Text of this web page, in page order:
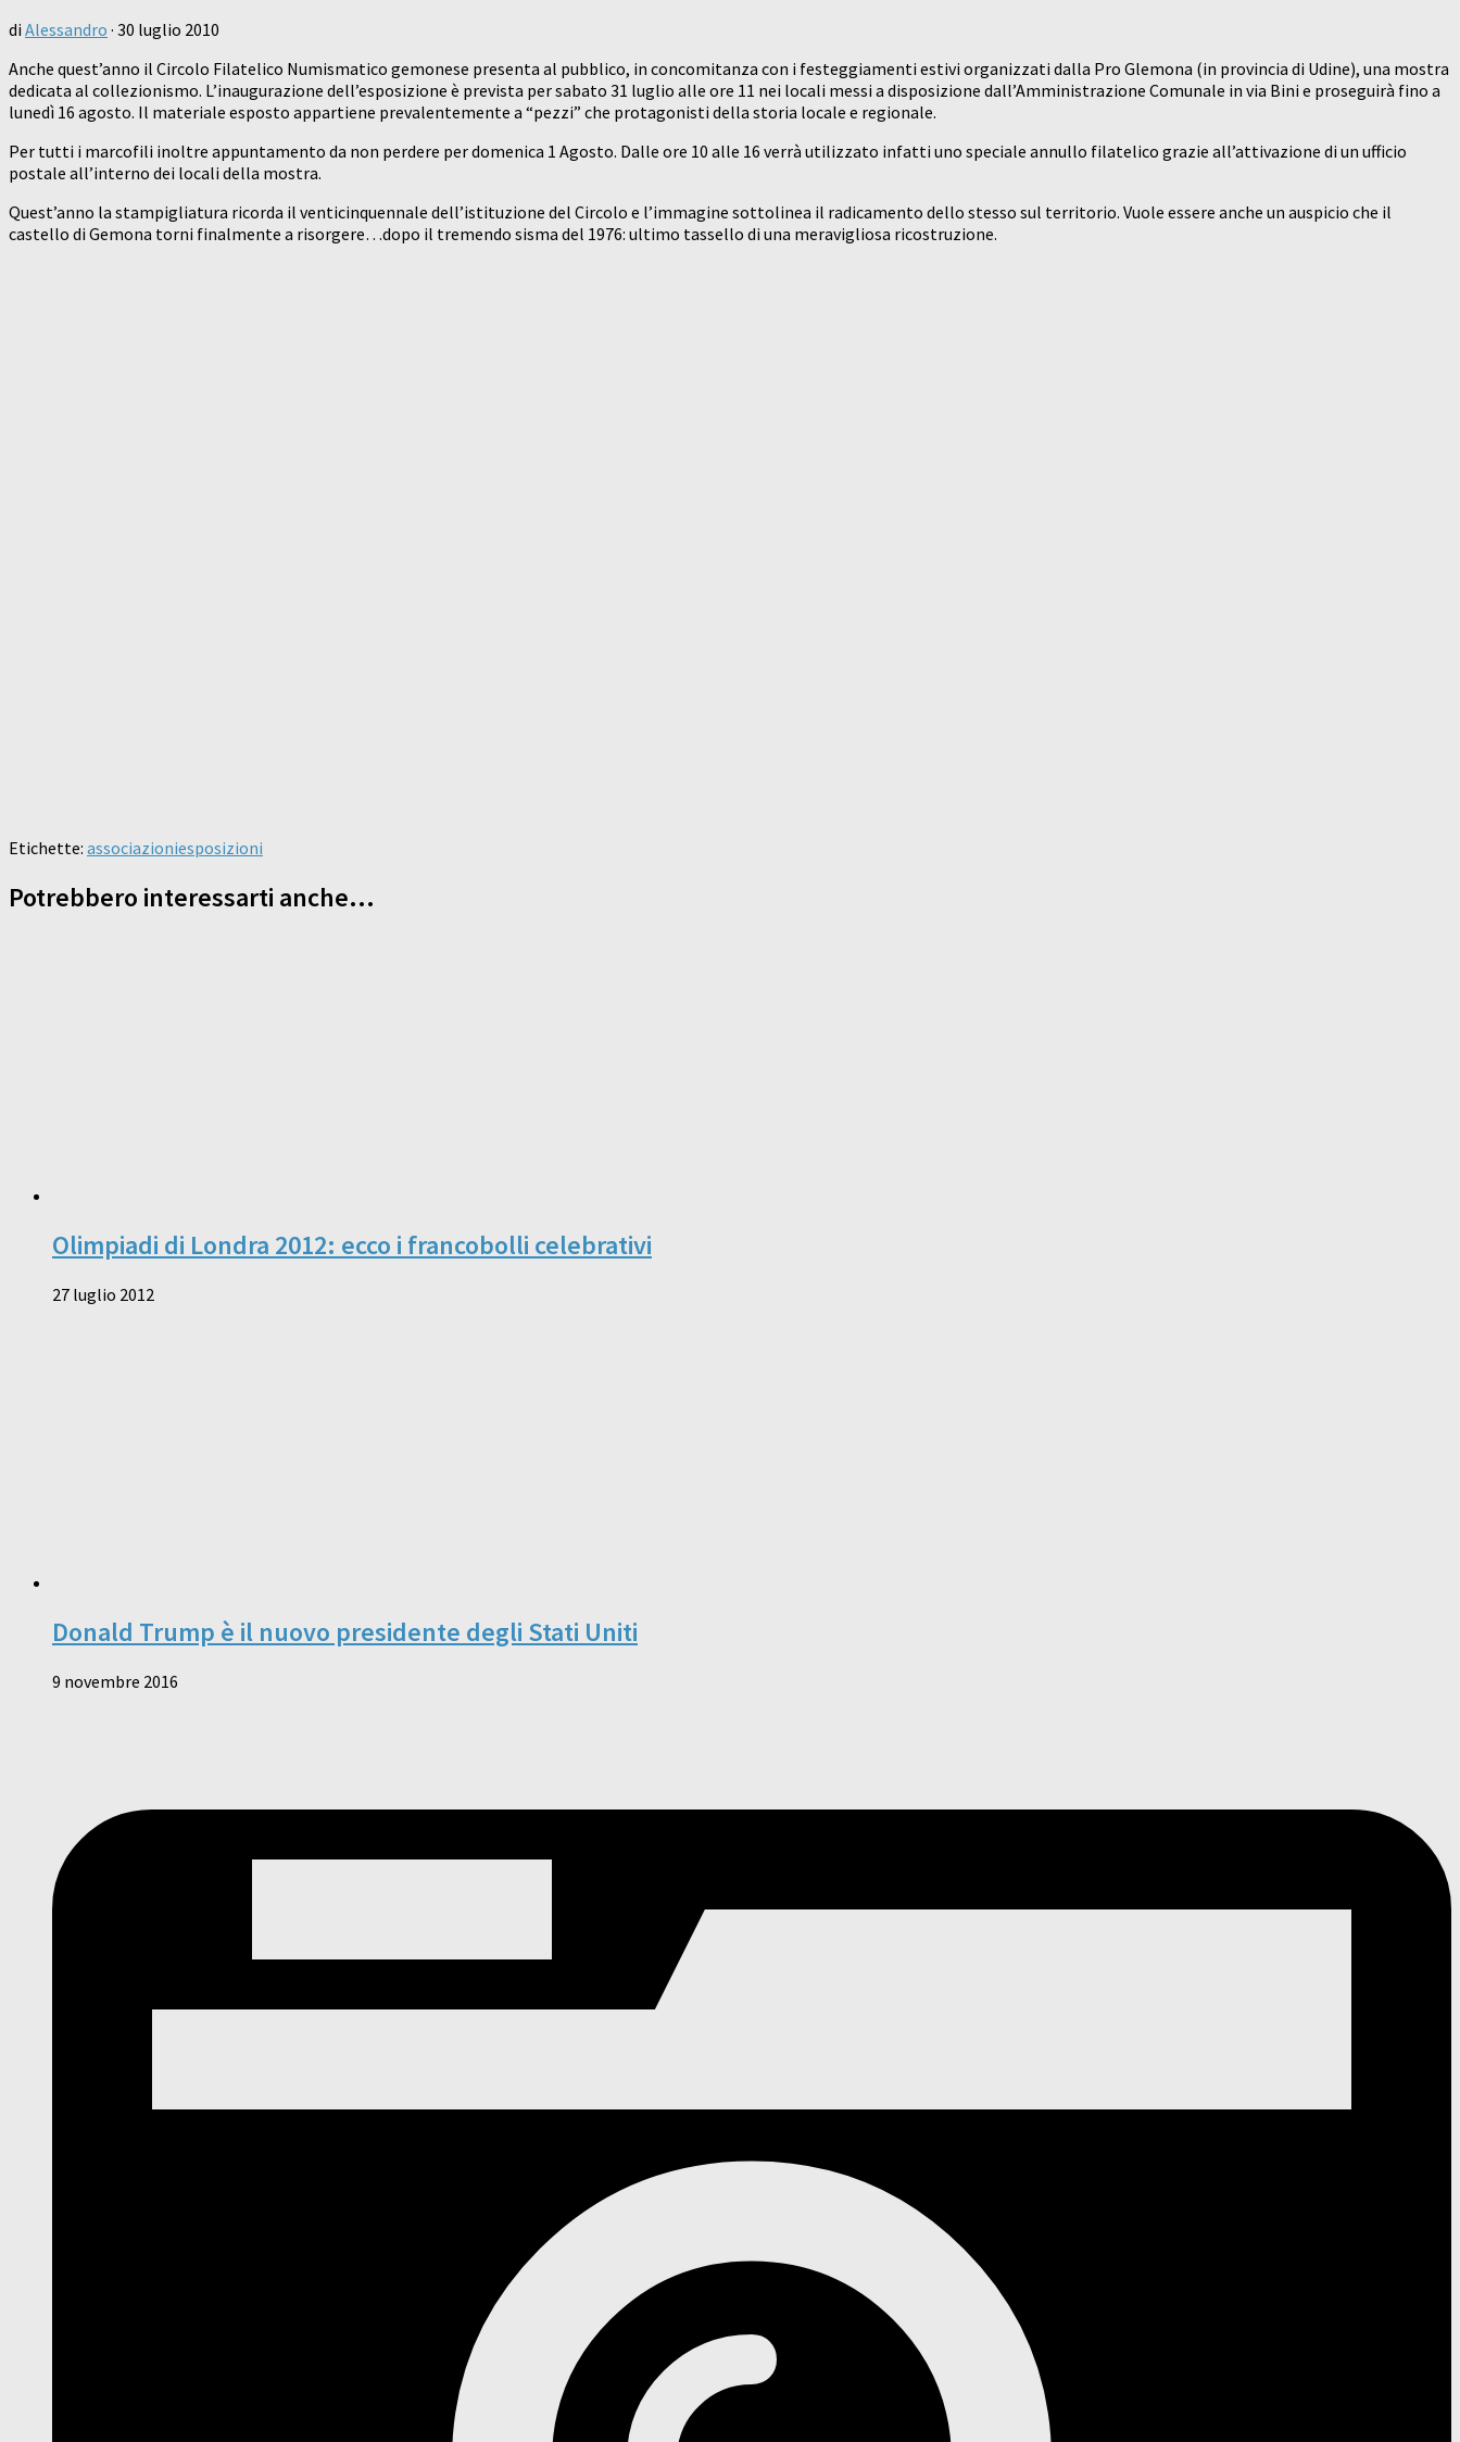
di Alessandro · 30 luglio 2010
Anche quest’anno il Circolo Filatelico Numismatico gemonese presenta al pubblico, in concomitanza con i festeggiamenti estivi organizzati dalla Pro Glemona (in provincia di Udine), una mostra
dedicata al collezionismo. L’inaugurazione dell’esposizione è prevista per sabato 31 luglio alle ore 11 nei locali messi a disposizione dall’Amministrazione Comunale in via Bini e proseguirà fino a
lunedì 16 agosto. Il materiale esposto appartiene prevalentemente a “pezzi” che protagonisti della storia locale e regionale.
Per tutti i marcofili inoltre appuntamento da non perdere per domenica 1 Agosto. Dalle ore 10 alle 16 verrà utilizzato infatti uno speciale annullo filatelico grazie all’attivazione di un ufficio
postale all’interno dei locali della mostra.
Quest’anno la stampigliatura ricorda il venticinquennale dell’istituzione del Circolo e l’immagine sottolinea il radicamento dello stesso sul territorio. Vuole essere anche un auspicio che il
castello di Gemona torni finalmente a risorgere…dopo il tremendo sisma del 1976: ultimo tassello di una meravigliosa ricostruzione.
Etichette: associazioniesposizioni
Potrebbero interessarti anche...
Olimpiadi di Londra 2012: ecco i francobolli celebrativi
27 luglio 2012
Donald Trump è il nuovo presidente degli Stati Uniti
9 novembre 2016